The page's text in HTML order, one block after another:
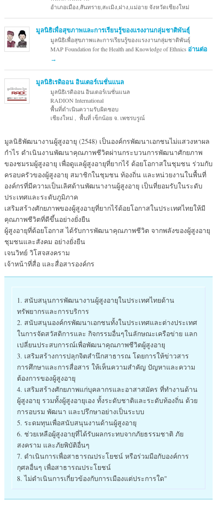
อำเภอเมือง,สันทราย,สะเมิง,ฝาง,แม่อาย จังหวัดเชียงใหม่
มูลนิธิเพื่อสุขภาพและการเรียนรู้ของแรงงานกลุ่มชาติพันธุ์
มูลนิธิเพื่อสุขภาพและการเรียนรู้ของแรงงานกลุ่มชาติพันธุ์
MAP Foundation for the Health and Knowledge of Ethnics อ่านต่อ
→
มูลนิธิเรดิออน อินเตอร์เนชั่นแนล
มูลนิธิเรดิออน อินเตอร์เนชั่นแนล
RADION International
พื้นที่ดำเนินความรับผิดชอบ
เชียงใหม่ , พื้นที่ เข็กน้อย จ. เพชรบรูณ์
มูลนิธิพัฒนางานผู้สูงอายุ (2548) เป็นองค์กรพัฒนาเอกชนไม่แสวงหาผล
กำไร ดำเนินงานพัฒนาคุณภาพชีวิตผ่านกระบวนการพัฒนาศักยภาพ
ของชมรมผู้สูงอายุ เพื่อดูแลผู้สูงอายุที่ยากไร้ ด้อยโอกาสในชุมชน ร่วมกับ
ครอบครัวของผู้สูงอายุ สมาชิกในชุมชน ท้องถิ่น และหน่วยงานในพื้นที่
องค์กรที่มีความเป็นเลิศด้านพัฒนางานผู้สูงอายุ เป็นที่ยอมรับในระดับ
ประเทศและระดับภูมิภาค
เสริมสร้างศักยภาพของผู้สูงอายุที่ยากไร้ด้อยโอกาสในประเทศไทยให้มี
คุณภาพชีวิตที่ดีขึ้นอย่างยั่งยืน
ผู้สูงอายุที่ด้อยโอกาส ได้รับการพัฒนาคุณภาพชีวิต จากพลังของผู้สูงอายุ
ชุมชนและสังคม อย่างยั่งยืน
เจนวิทย์ วิโสจสงคราม
เจ้าหน้าที่สื่อ และสื่อสารองค์กร
1. สนับสนุนการพัฒนางานผู้สูงอายุในประเทศไทยด้าน
ทรัพยากรและการบริการ
2. สนับสนุนองค์กรพัฒนาเอกชนทั้งในประเทศและต่างประเทศ
ในการจัดสวัสดิการและ กิจกรรมอื่นๆในลักษณะเครือข่าย แลก
เปลี่ยนประสบการณ์เพื่อพัฒนาคุณภาพชีวิตผู้สูงอายุ
3. เสริมสร้างการปลุกจิตสำนึกสาธารณ โดยการให้ข่าวสาร
การศึกษาและการสื่อสาร ให้เห็นความสำคัญ ปัญหาและความ
ต้องการของผู้สูงอายุ
4. เสริมสร้างศักยภาพแก่บุคลากรและอาสาสมัคร ที่ทำงานด้าน
ผู้สูงอายุ รวมทั้งผู้สูงอายุเอง ทั้งระดับชาติและระดับท้องถิ่น ด้วย
การอบรม พัฒนา และปรึกษาอย่างเป็นระบบ
5. ระดมทุนเพื่อสนับสนุนงานด้านผู้สูงอายุ
6. ช่วยเหลือผู้สูงอายุที่ได้รับผลกระทบจากภัยธรรมชาติ ภัย
สงคราม และภัยพิบัติอื่นๆ
7. ดำเนินการเพื่อสาธารณประโยชน์ หรือร่วมมือกับองค์การ
กุศลอื่นๆ เพื่อสาธารณประโยชน์
8. ไม่ดำเนินการเกี่ยวข้องกับการเมืองแต่ประการใด"